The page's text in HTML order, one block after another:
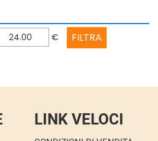
€
LINK VELOCI